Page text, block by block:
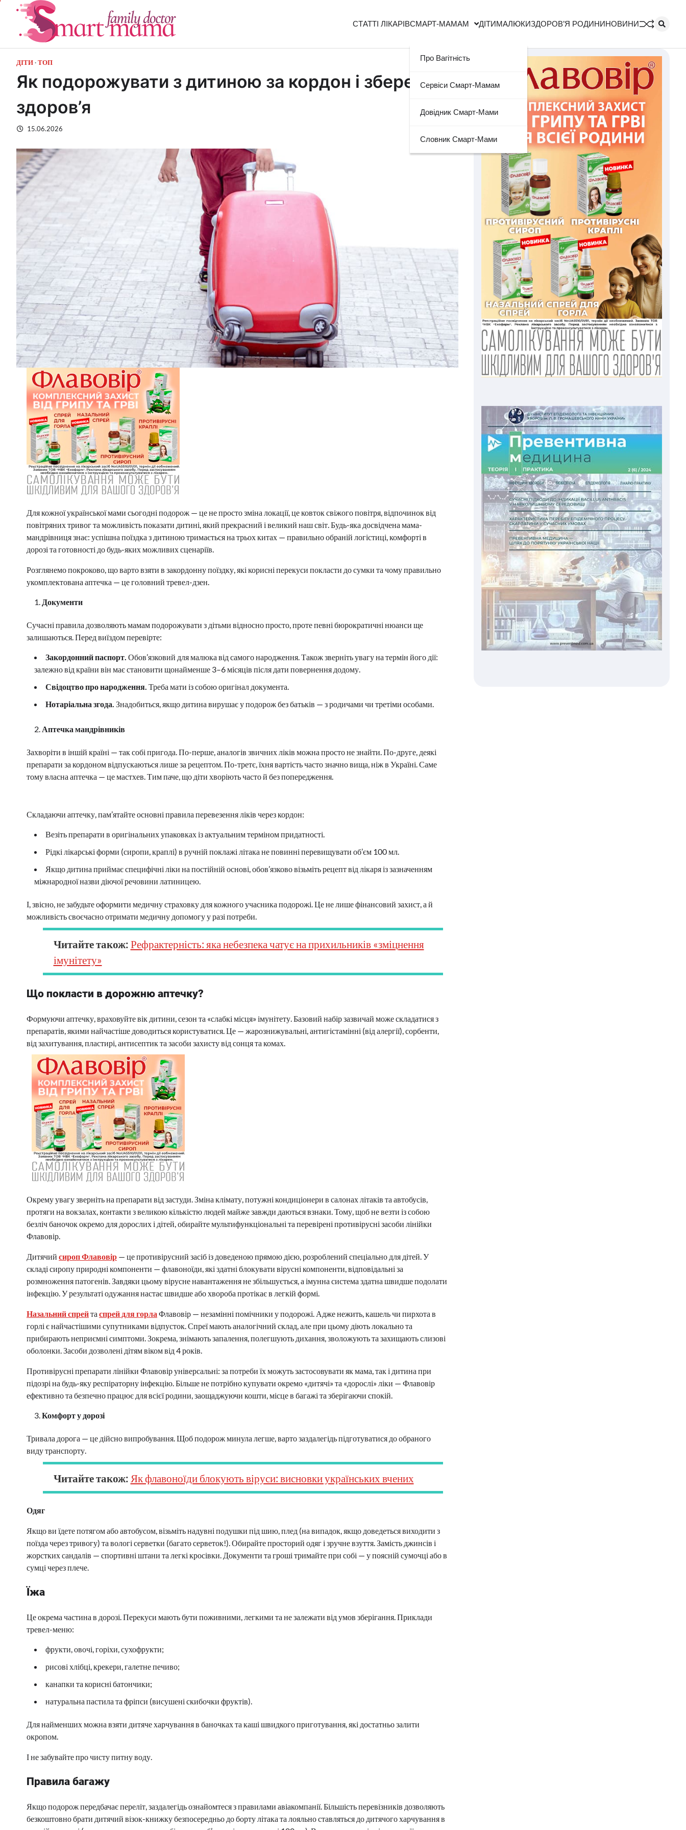
Перейти
СТАТТІ ЛІКАРІВСМАРТ-МАМАМ
Про Вагітність
Сервіси Смарт-Мамам
Довідник Смарт-Мами
Словник Смарт-Мами
ДІТИМАЛЮКИЗДОРОВ’Я РОДИНИНОВИНИ
ДІТИ ТОП
Як подорожувати з дитиною за кордон і зберегти
здоров’я
15.06.2026
Для кожної української мами сьогодні подорож — це не просто зміна локації, це ковток свіжого повітря, відпочинок від
повітряних тривог та можливість показати дитині, який прекрасний і великий наш світ. Будь-яка досвідчена мама-
мандрівниця знає: успішна поїздка з дитиною тримається на трьох китах — правильно обраній логістиці, комфорті в
дорозі та готовності до будь-яких можливих сценаріїв.
Розглянемо покроково, що варто взяти в закордонну поїздку, які корисні перекуси покласти до сумки та чому правильно
укомплектована аптечка — це головний тревел-дзен.
Документи
Сучасні правила дозволяють мамам подорожувати з дітьми відносно просто, проте певні бюрократичні нюанси ще
залишаються. Перед виїздом перевірте:
Закордонний паспорт. Обов’язковий для малюка від самого народження. Також зверніть увагу на термін його дії:
залежно від країни він має становити щонайменше 3–6 місяців після дати повернення додому.
Свідоцтво про народження. Треба мати із собою оригінал документа.
Нотаріальна згода. Знадобиться, якщо дитина вирушає у подорож без батьків — з родичами чи третіми особами.
Аптечка мандрівників
Захворіти в іншій країні — так собі пригода. По-перше, аналогів звичних ліків можна просто не знайти. По-друге, деякі
препарати за кордоном відпускаються лише за рецептом. По-третє, їхня вартість часто значно вища, ніж в Україні. Саме
тому власна аптечка — це мастхев. Тим паче, що діти хворіють часто й без попередження.
Складаючи аптечку, пам’ятайте основні правила перевезення ліків через кордон:
Везіть препарати в оригінальних упаковках із актуальним терміном придатності.
Рідкі лікарські форми (сиропи, краплі) в ручній поклажі літака не повинні перевищувати об’єм 100 мл.
Якщо дитина приймає специфічні ліки на постійній основі, обов’язково візьміть рецепт від лікаря із зазначенням
міжнародної назви діючої речовини латиницею.
І, звісно, не забудьте оформити медичну страховку для кожного учасника подорожі. Це не лише фінансовий захист, а й
можливість своєчасно отримати медичну допомогу у разі потреби.
Читайте також: Рефрактерність: яка небезпека чатує на прихильників «зміцнення
імунітету»
Що покласти в дорожню аптечку?
Формуючи аптечку, враховуйте вік дитини, сезон та «слабкі місця» імунітету. Базовий набір зазвичай може складатися з
препаратів, якими найчастіше доводиться користуватися. Це — жарознижувальні, антигістамінні (від алергії), сорбенти,
від захитування, пластирі, антисептик та засоби захисту від сонця та комах.
Окрему увагу зверніть на препарати від застуди. Зміна клімату, потужні кондиціонери в салонах літаків та автобусів,
протяги на вокзалах, контакти з великою кількістю людей майже завжди даються взнаки. Тому, щоб не везти із собою
безліч баночок окремо для дорослих і дітей, обирайте мультифункціональні та перевірені противірусні засоби лінійки
Флавовір.
Дитячий сироп Флавовір — це противірусний засіб із доведеною прямою дією, розроблений спеціально для дітей. У
складі сиропу природні компоненти — флавоноїди, які здатні блокувати вірусні компоненти, відповідальні за
розмноження патогенів. Завдяки цьому вірусне навантаження не збільшується, а імунна система здатна швидше подолати
інфекцію. У результаті одужання настає швидше або хвороба протікає в легкій формі.
Назальний спрейта спрей для горла Флавовір — незамінні помічники у подорожі. Адже нежить, кашель чи пирхота в
горлі є найчастішими супутниками відпусток. Спреї мають аналогічний склад, але при цьому діють локально та
прибирають неприємні симптоми. Зокрема, знімають запалення, полегшують дихання, зволожують та захищають слизові
оболонки. Засоби дозволені дітям віком від 4 років.
Противірусні препарати лінійки Флавовір універсальні: за потреби їх можуть застосовувати як мама, так і дитина при
підозрі на будь-яку респіраторну інфекцію. Більше не потрібно купувати окремо «дитячі» та «дорослі» ліки — Флавовір
ефективно та безпечно працює для всієї родини, заощаджуючи кошти, місце в багажі та зберігаючи спокій.
Комфорт у дорозі
Тривала дорога — це дійсно випробування. Щоб подорож минула легше, варто заздалегідь підготуватися до обраного
виду транспорту.
Читайте також: Як флавоноїди блокують віруси: висновки українських вчених
Одяг
Якщо ви їдете потягом або автобусом, візьміть надувні подушки під шию, плед (на випадок, якщо доведеться виходити з
поїзда через тривогу) та вологі серветки (багато серветок!). Обирайте просторий одяг і зручне взуття. Замість джинсів і
жорстких сандалів — спортивні штани та легкі кросівки. Документи та гроші тримайте при собі — у поясній сумочці або в
сумці через плече.
Їжа
Це окрема частина в дорозі. Перекуси мають бути поживними, легкими та не залежати від умов зберігання. Приклади
тревел-меню:
фрукти, овочі, горіхи, сухофрукти;
рисові хлібці, крекери, галетне печиво;
канапки та корисні батончики;
натуральна пастила та фріпси (висушені скибочки фруктів).
Для найменших можна взяти дитяче харчування в баночках та каші швидкого приготування, які достатньо залити
окропом.
І не забувайте про чисту питну воду.
Правила багажу
Якщо подорож передбачає переліт, заздалегідь ознайомтеся з правилами авіакомпанії. Більшість перевізників дозволяють
безкоштовно брати дитячий візок-книжку безпосередньо до борту літака та лояльно ставляться до дитячого харчування в